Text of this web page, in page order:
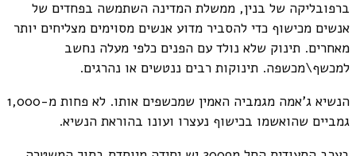
ברפובליקה של בנין, ממשלת המדינה השתמשה בפחדים של
אנשים מכישוף כדי להסביר מדוע אנשים מסוימים מצליחים יותר
מאחרים. תינוק שלא נולד עם הפנים כלפי מעלה נחשב
למכשף\מכשפה. תינוקות רבים ננטשים או נהרגים.
הנשיא ג'אמה מגמביה האמין שמכשפים אותו. לא פחות מ-1,000
גמביים שהואשמו בכישוף נעצרו ועונו בהוראת הנשיא.